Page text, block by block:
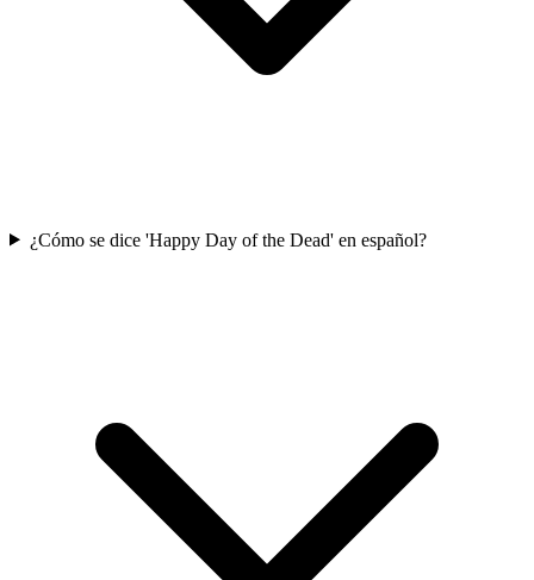
¿Cómo se dice 'Happy Day of the Dead' en español?